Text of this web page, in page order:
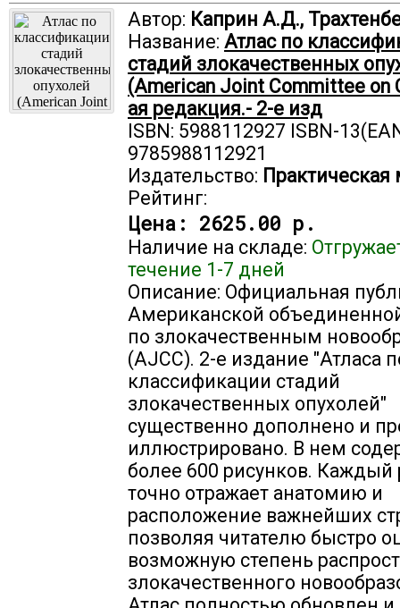
Автор: Каприн А.Д.,
Название: Атлас по
стадий злокачественных
(American Joint Committee on
ая редакция.- 2-е изд
ISBN: 5988112927 ISBN-
9785988112921
Издательство:
Рейтинг:
Цена: 2625.00 р.
Наличие на складе:
течение 1-7 дней
Описание: Официальная
Американской
по злокачественным
(AJCC). 2-е издание "Атласа
классификации стадий
злокачественных опухолей"
существенно дополнено и
иллюстрировано. В нем
более 600 рисунков. Каждый
точно отражает анатомию и
расположение важнейших
позволяя читателю быстро
возможную степень
злокачественного